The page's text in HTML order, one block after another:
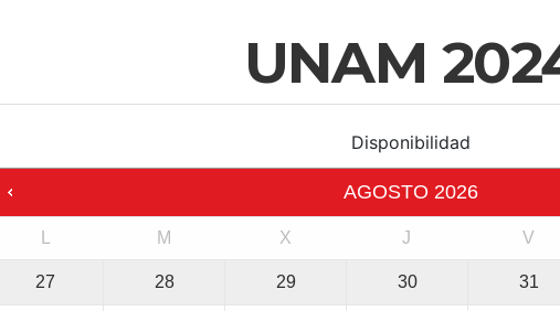
UNAM
Disponibilidad
AGOSTO 2026
M X J V
27 28 29 30 31